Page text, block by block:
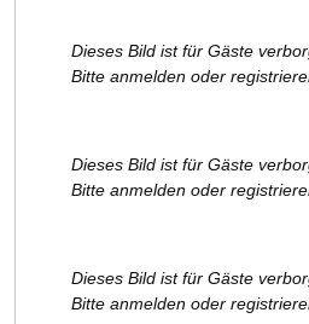
Dieses Bild ist für Gäste
Bitte anmelden oder
Dieses Bild ist für Gäste
Bitte anmelden oder
Dieses Bild ist für Gäste
Bitte anmelden oder